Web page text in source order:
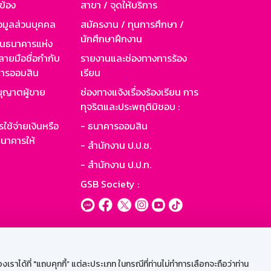
ได้ที่ "แถบคุกกี้” แต่ละประเภท ในกรณีที่ท่านไม่ทำการเลือกจะถือว่าท่าน
อง
มูลส่วนบุคคล
นาคารแห่ง
ายมือชื่อกำกับ
รออมสิน
ญาตผู้ขาย
ช้จ่ายเงินหรือ
คารให้
สาขา / จุดให้บริการ
สมัครงาน / ทุนการศึกษา /
นักศึกษาฝึกงาน
รายงานและช่องทางการร้อง
เรียน
ช่องทางแจ้งเรื่องร้องเรียน การ
ทุจริตและประพฤติมิชอบ :
- ธนาคารออมสิน
- สำนักงาน ป.ป.ช.
- สำนักงาน ป.ป.ท.
GSB Society :